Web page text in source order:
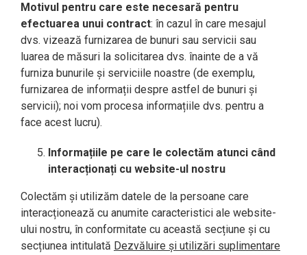
Motivul pentru care este necesară pentru
efectuarea unui contract: în cazul în care mesajul
dvs. vizează furnizarea de bunuri sau servicii sau
luarea de măsuri la solicitarea dvs. înainte de a vă
furniza bunurile și serviciile noastre (de exemplu,
furnizarea de informații despre astfel de bunuri și
servicii); noi vom procesa informațiile dvs. pentru a
face acest lucru).
Informațiile pe care le colectăm atunci când
interacționați cu website-ul nostru
Colectăm și utilizăm datele de la persoane care
interacționează cu anumite caracteristici ale website-
ului nostru, în ​​conformitate cu această secțiune și cu
secțiunea intitulată Dezvăluire și utilizări suplimentare